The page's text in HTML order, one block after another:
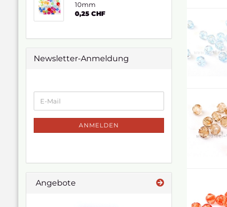
10mm
0,25 CHF
Newsletter-Anmeldung
ANMELDEN
Angebote